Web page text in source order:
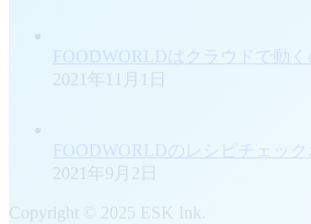
FOODWORLDはクラウドで動く
2021年11月1日
FOODWORLDのレシピチェック
2021年9月2日
Copyright © 2025 ESK Ink.